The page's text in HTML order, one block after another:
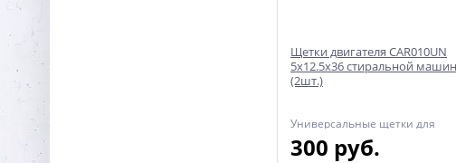
Щетки двигателя CAR010UN
5x12.5x36 стиральной
(2шт.)
Универсальные щетки для
стиральной машины
300 руб.